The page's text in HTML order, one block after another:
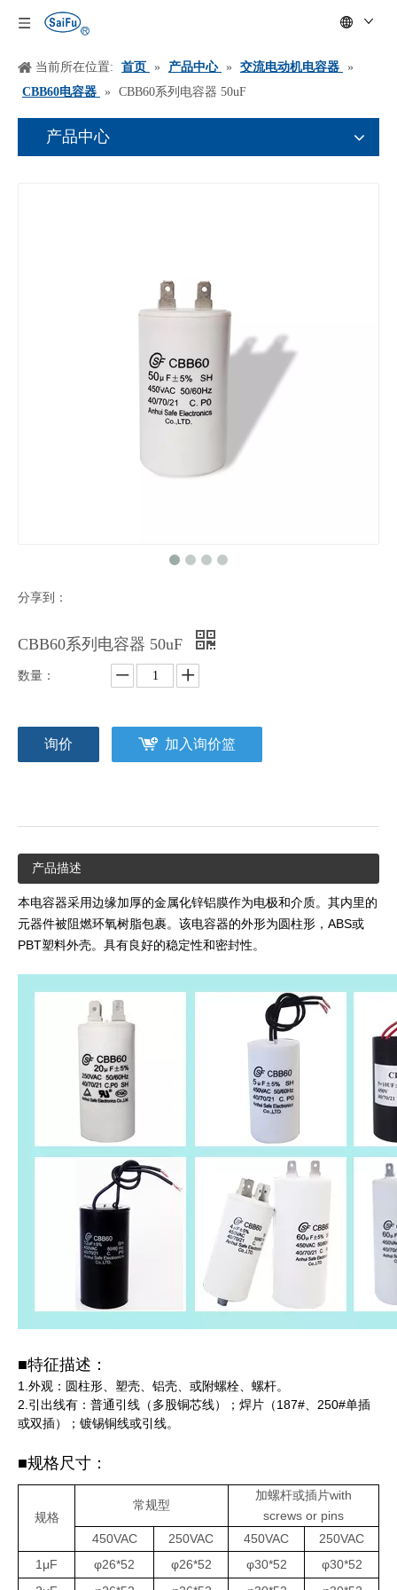
当前所在位置: 首页 » 产品中心 » 交流电动机电容器 »
CBB60电容器 » CBB60系列电容器 50uF
产品中心
分享到：
CBB60系列电容器 50uF
数量：
询价 加入询价篮
产品描述
本电容器采用边缘加厚的金属化锌铝膜作为电极和介质。其内里的
元器件被阻燃环氧树脂包裹。该电容器的外形为圆柱形，ABS或
PBT塑料外壳。具有良好的稳定性和密封性。
■特征描述：
1.外观：圆柱形、塑壳、铝壳、或附螺栓、螺杆。
2.引出线有：普通引线（多股铜芯线）；焊片（187#、250#单插
或双插）；镀锡铜线或引线。
■规格尺寸：
规格
常规型
加螺杆或插片with
screws or pins
450VAC
250VAC 450VAC
250VAC
1μF
φ26*52 φ26*52 φ30*52
φ30*52